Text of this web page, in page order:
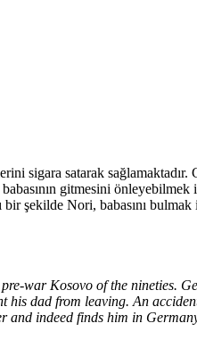
sigara satarak
gitmesini
bir şekilde Nori, babasını
war Kosovo of the nineties.
dad from leaving. An
indeed finds him in